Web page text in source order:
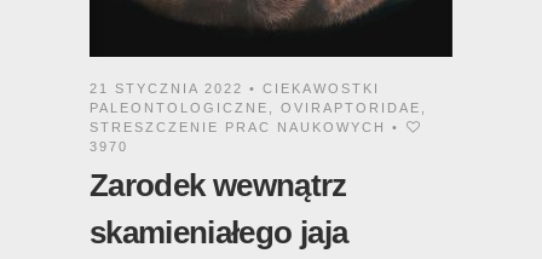
21 STYCZNIA 2022 • CIEKAWOSTKI
PALEONTOLOGICZNE , OVIRAPTORIDAE ,
STRESZCZENIE PRAC NAUKOWYCH
•
3970
Zarodek wewnątrz
skamieniałego jaja